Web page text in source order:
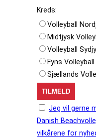
Kreds:
Volleyball
Midtjysk
Volleyball
Fyns
Sjællands
Jeg vil gerne
Danish
vilkårene for